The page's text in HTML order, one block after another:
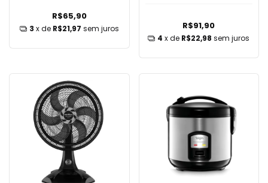
R$65,90
3 x de R$21,97 sem juros R$91,90
4 x de R$22,98 sem juros